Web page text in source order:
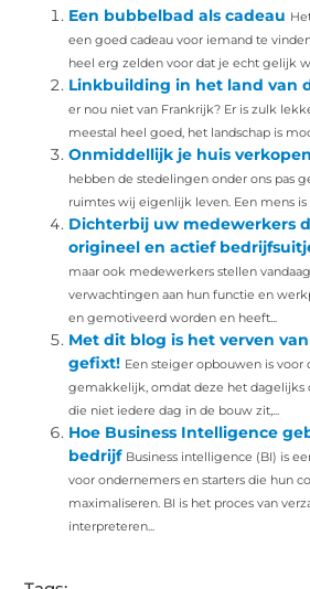
Een bubbelbad als cadeau
een goed cadeau voor iemand te
heel erg zelden voor dat je echt gelijk
Linkbuilding in het land van
er nou niet van Frankrijk? Er is zulk
meestal heel goed, het landschap is
Onmiddellijk je huis verkopen
hebben de stedelingen onder ons pas
ruimtes wij eigenlijk leven. Een mens is
Dichterbij uw medewerkers
origineel en actief
maar ook medewerkers stellen
verwachtingen aan hun functie en
en gemotiveerd worden en heeft...
Met dit blog is het verven
gefixt! Een steiger opbouwen is voor
gemakkelijk, omdat deze het dagelijks
die niet iedere dag in de bouw zit,...
Hoe Business Intelligence
bedrijf Business intelligence (BI) is
voor ondernemers en starters die hun
maximaliseren. BI is het proces van
interpreteren...